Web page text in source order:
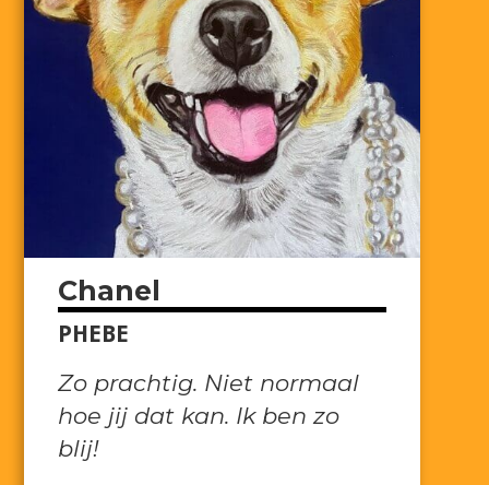
Chanel
PHEBE
Zo prachtig. Niet normaal
hoe jij dat kan. Ik ben zo
blij!